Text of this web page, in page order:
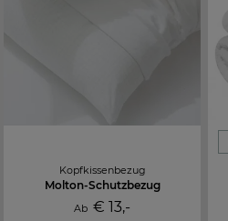
Kopfkissenbezug
Molton-Schutzbezug
Ab€ 13,-